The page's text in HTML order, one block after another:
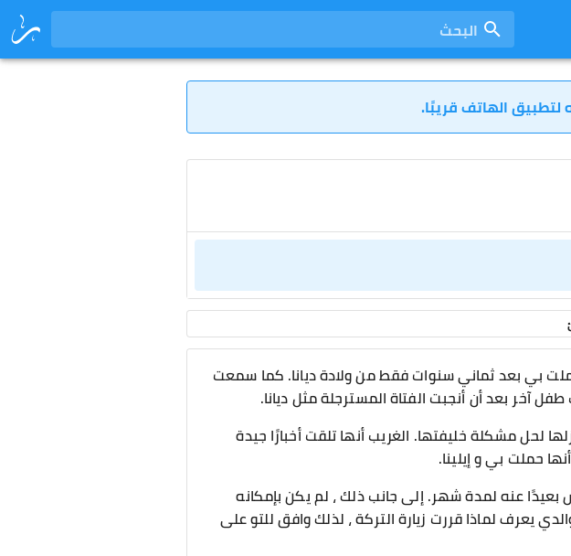
البحث
الهاتف قريبًا.
بي بعد ثماني سنوات فقط من ولادة ديانا. كما سمعت
آخر بعد أن أنجبت الفتاة المسترجلة مثل ديانا.
لحل مشكلة خليفتها. الغريب أنها تلقت أخبارًا جيدة
حملت بي و إيلينا.
بعيدًا عنه لمدة شهر. إلى جانب ذلك ، لم يكن بإمكانه
يعرف لماذا قررت زيارة التركة ، لذلك وافق للتو على